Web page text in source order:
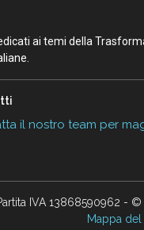
ai temi della
il nostro team per
IVA 13868590962 - ©
Mappa del